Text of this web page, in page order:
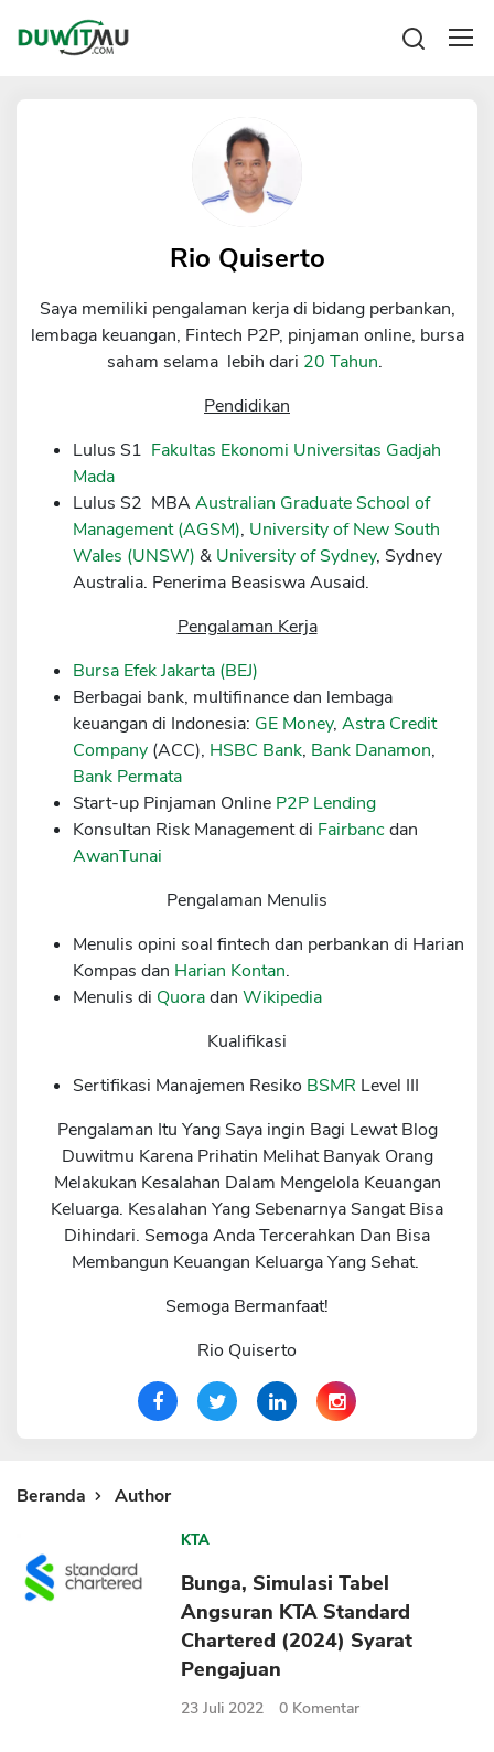
Mengelola keuangan
Pinjaman Online
Hutang
KTA
Broker Forex
Sekuritas Saham
Bank Digital
Crypto
Exchange
Asuransi
Asuransi Jiwa
Asuransi Kesehatan
Asuransi Syariah
Rio Quiserto
Saya memiliki pengalaman kerja di bidang perbankan,
lembaga keuangan, Fintech P2P, pinjaman online, bursa
saham selama lebih dari 20 Tahun.
Pendidikan
Lulus S1 Fakultas Ekonomi Universitas Gadjah
Mada
Lulus S2 MBAAustralian Graduate School of
Management (AGSM), University of New South
Wales (UNSW) & University of Sydney, Sydney
Australia. Penerima Beasiswa Ausaid.
Pengalaman Kerja
Bursa Efek Jakarta (BEJ)
Berbagai bank, multifinance dan lembaga
keuangan di Indonesia: GE Money,Astra Credit
Company (ACC), HSBC Bank, Bank Danamon,
Bank Permata
Start-up Pinjaman Online P2P Lending
Konsultan Risk Management di Fairbancdan
AwanTunai
Pengalaman Menulis
Menulis opini soal fintech dan perbankan di Harian
Kompas dan Harian Kontan.
Menulis di QuoradanWikipedia
Kualifikasi
Sertifikasi Manajemen Resiko BSMR Level III
Pengalaman Itu Yang Saya ingin Bagi Lewat Blog
Duwitmu Karena Prihatin Melihat Banyak Orang
Melakukan Kesalahan Dalam Mengelola Keuangan
Keluarga. Kesalahan Yang Sebenarnya Sangat Bisa
Dihindari. Semoga Anda Tercerahkan Dan Bisa
Membangun Keuangan Keluarga Yang Sehat.
Semoga Bermanfaat!
Rio Quiserto
Beranda Author
KTA
Bunga, Simulasi Tabel
Angsuran KTA Standard
Chartered (2024) Syarat
Pengajuan
23 Juli 2022 0 Komentar